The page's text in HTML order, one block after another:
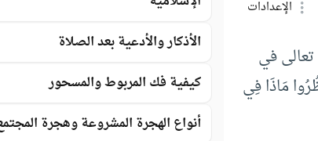
الإعدادات
تعالى في
مَاذَا فِي
الأذكار والأدعية بعد الصلاة
كيفية فك المربوط والمسحور
أنواع الهجرة المشروعة وهجرة